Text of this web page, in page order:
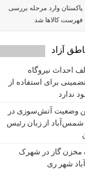
پاکستان وارد مرحله بررسی
فهرست کالاها شد
آزاد
احداث نیروگاه
برای استفاده از
ندارد
وضعیت آتش‌سوزی در
از زبان رئیس
گاز در شهرک
شهر ری